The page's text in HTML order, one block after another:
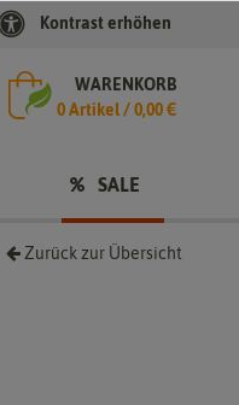
Kontrast erhöhen
WARENKORB
0Artikel /0,00 €
SALE
Zurück zur Übersicht